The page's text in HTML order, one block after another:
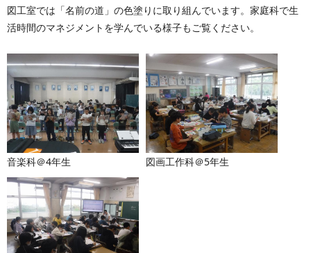
図工室では「名前の道」の色塗りに取り組んでいます。家庭科で生
活時間のマネジメントを学んでいる様子もご覧ください。
音楽科＠4年生 図画工作科＠5年生